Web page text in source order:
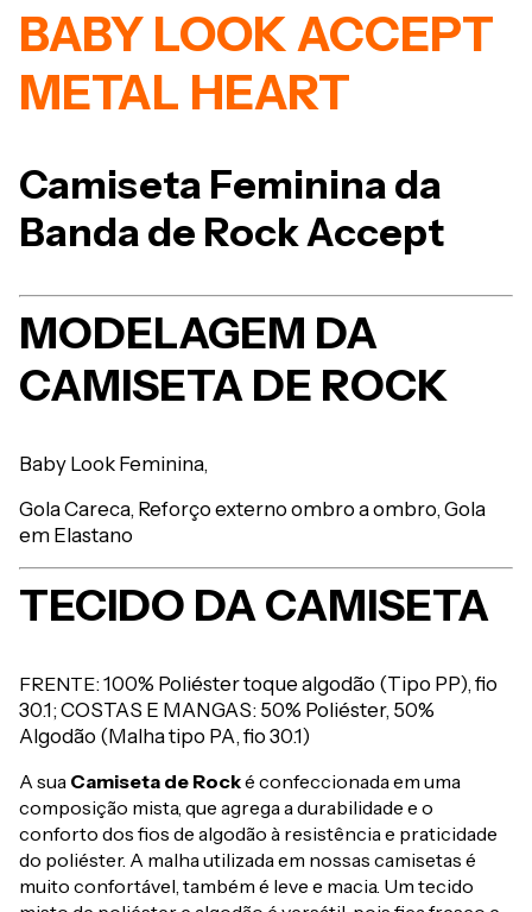
BABY LOOK ACCEPT
METAL HEART
Camiseta Feminina da
Banda de Rock Accept
MODELAGEM DA
CAMISETA DE ROCK
Baby Look Feminina,
Gola Careca, Reforço externo ombro a ombro,Gola
em Elastano
TECIDO DA CAMISETA
FRENTE: 100% Poliéster toque algodão (Tipo PP), fio
30.1; COSTAS E MANGAS: 50% Poliéster, 50%
Algodão (Malha tipo PA, fio 30.1)
A sua Camiseta de Rocké confeccionada em uma
composição mista, que agrega a durabilidade e o
conforto dos fios de algodão à resistência e praticidade
do poliéster. A malha utilizada em nossas camisetas é
muito confortável, também é leve e macia. Um tecido